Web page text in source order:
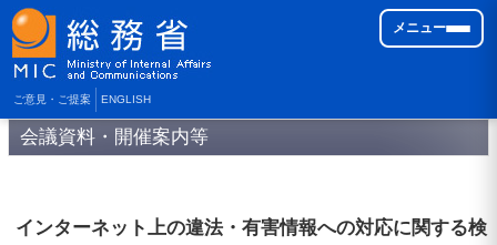
ご意見・ご提案 ENGLISH
メニュー
会議資料・開催案内等
インターネット上の違法・有害情報への対応に関する検